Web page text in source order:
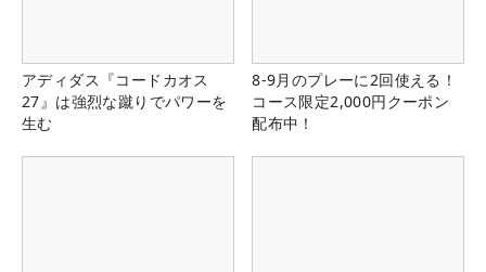
アディダス『コードカオス
27』は強烈な蹴りでパワーを
生む
8-9月のプレーに2回使える！
コース限定2,000円クーポン
配布中！